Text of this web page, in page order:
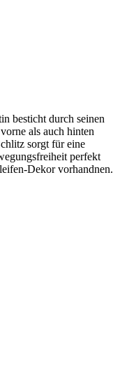
besticht durch seinen
als auch hinten
sorgt für eine
perfekt
Dekor vorhandnen.